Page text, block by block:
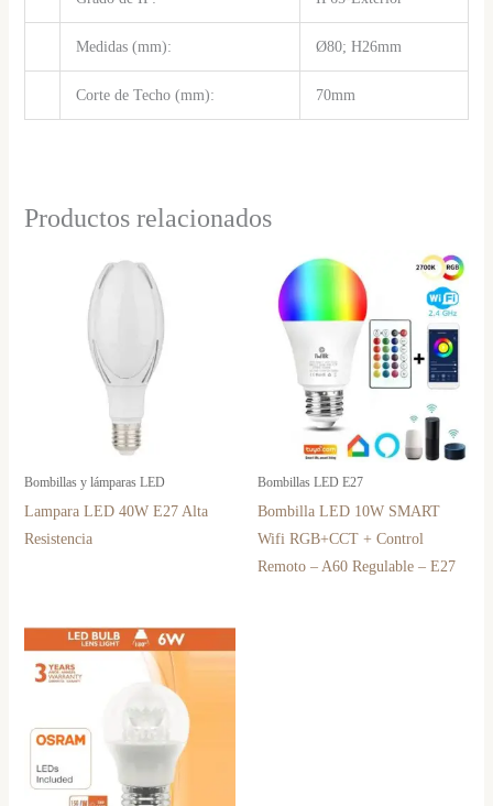
Medidas (mm): Ø80; H26mm
Corte de Techo (mm): 70mm
Productos relacionados
Bombillas y lámparas LED
Lampara LED 40W E27 Alta
Resistencia
Bombillas LED E27
Bombilla LED 10W SMART
Wifi RGB+CCT + Control
Remoto – A60 Regulable – E27